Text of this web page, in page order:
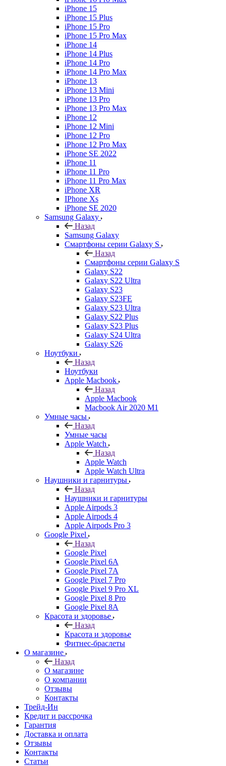
iPhone 15
iPhone 15 Plus
iPhone 15 Pro
iPhone 15 Pro Max
iPhone 14
iPhone 14 Plus
iPhone 14 Pro
iPhone 14 Pro Max
iPhone 13
iPhone 13 Mini
iPhone 13 Pro
iPhone 13 Pro Max
iPhone 12
iPhone 12 Mini
iPhone 12 Pro
iPhone 12 Pro Max
iPhone SE 2022
iPhone 11
iPhone 11 Pro
iPhone 11 Pro Max
iPhone XR
IPhone Xs
iPhone SE 2020
Samsung Galaxy
Назад
Samsung Galaxy
Смартфоны серии Galaxy S
Назад
Смартфоны серии Galaxy S
Galaxy S22
Galaxy S22 Ultra
Galaxy S23
Galaxy S23FE
Galaxy S23 Ultra
Galaxy S22 Plus
Galaxy S23 Plus
Galaxy S24 Ultra
Galaxy S26
Ноутбуки
Назад
Ноутбуки
Apple Macbook
Назад
Apple Macbook
Macbook Air 2020 M1
Умные часы
Назад
Умные часы
Apple Watch
Назад
Apple Watch
Apple Watch Ultra
Наушники и гарнитуры
Назад
Наушники и гарнитуры
Apple Airpods 3
Apple Airpods 4
Apple Airpods Pro 3
Google Pixel
Назад
Google Pixel
Google Pixel 6A
Google Pixel 7А
Google Pixel 7 Pro
Google Pixel 9 Pro XL
Google Pixel 8 Pro
Google Pixel 8A
Красота и здоровье
Назад
Красота и здоровье
Фитнес-браслеты
О магазине
Назад
О магазине
О компании
Отзывы
Контакты
Трейд-Ин
Кредит и рассрочка
Гарантия
Доставка и оплата
Отзывы
Контакты
Статьи